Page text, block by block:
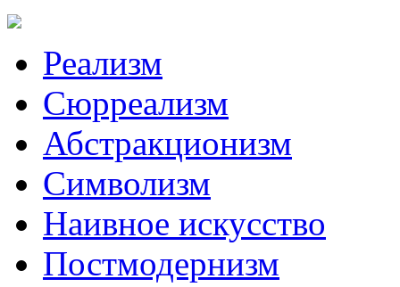
Реализм
Сюрреализм
Абстракционизм
Символизм
Наивное искусство
Постмодернизм